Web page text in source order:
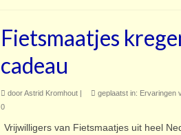
Fietsmaatjes
cadeau
doorAstrid Kromhout| geplaatst in: Ervaringen
0
Vrijwilligers van Fietsmaatjes uit heel